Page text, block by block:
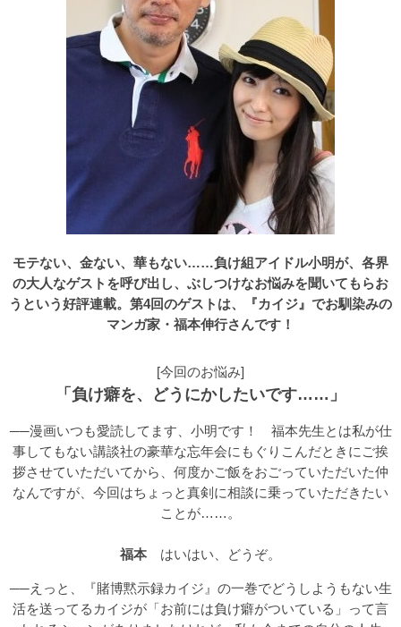
モテない、金ない、華もない……負け組アイドル小明が、各界
の大人なゲストを呼び出し、ぶしつけなお悩みを聞いてもらお
うという好評連載。第4回のゲストは、『カイジ』でお馴染みの
マンガ家・福本伸行さんです！
[今回のお悩み]
「負け癖を、どうにかしたいです……」
──漫画いつも愛読してます、小明です！ 福本先生とは私が仕
事してもない講談社の豪華な忘年会にもぐりこんだときにご挨
拶させていただいてから、何度かご飯をおごっていただいた仲
なんですが、今回はちょっと真剣に相談に乗っていただきたい
ことが……。
福本 はいはい、どうぞ。
──えっと、『賭博黙示録カイジ』の一巻でどうしようもない生
活を送ってるカイジが「お前には負け癖がついている」って言